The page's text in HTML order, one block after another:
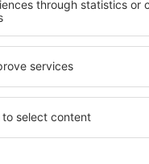
finden?
ist die
Eine
Sie gerade das
in die